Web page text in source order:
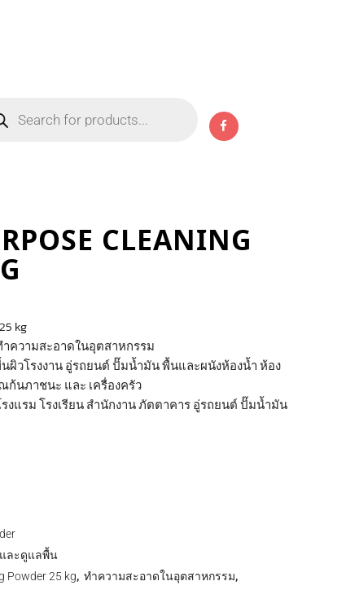
CLEANING
kg
ความสะอาดในอุตสาหกรรม
ผิวโรงงาน อู่รถยนต์ ปั๊มน้ำมัน พื้นและผนังห้องน้ำ ห้อง
นภาชนะ และ เครื่องครัว
งแรม โรงเรียน สำนักงาน ภัตตาคาร อู่รถยนต์ ปั๊มน้ำมัน
ละดูแลพื้น
Powder 25 kg, ทำความสะอาดในอุตสาหกรรม,